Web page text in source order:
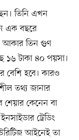
তিনি এখন
এক বছরে
আকার তিন গুণ
১৬ টাকা ৪০ পয়সা।
বেশি হবে। কারও
তথ্য জানার
কেনেন বা
ট্রেডিং
আইনেই তা